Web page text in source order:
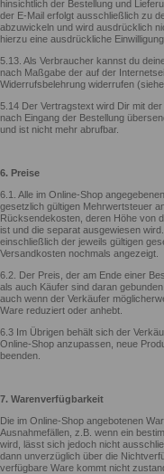
hinsichtlich der Bestellung und
der E-Mail erfolgt ausschließlich zu
abzuwickeln und wird ausdrücklich
hierzu eine ausdrückliche
5.13. Als Verbraucher kannst du
nach Maßgabe der auf der
Widerrufsbelehrung widerrufen
5.14 Der Vertragstext wird Dir mit
nach Eingang der Bestellung
und ist nicht mehr abrufbar.
6. Preise
6.1. Alle im Online-Shop
gesetzlich gültigen Mehrwertsteuer
Rücksendekosten, deren Höhe von
ist und die separat ausgewiesen
einschließlich der jeweils gültigen
Versandkosten nochmals angezeigt.
6.2. Der Preis, der am Ende einer
als auch Käufer sind daran
auch wenn der Verkäufer
Ware reduziert oder anhebt.
6.3 Im Übrigen behält sich der
Online-Shop anzupassen, neue
beenden.
7. Warenverfügbarkeit
Die im Online-Shop angebotenen
Ausnahmefällen, z.B. wenn ein
wird, lässt sich jedoch nicht
dann unverzüglich über die
verfügbare Ware kommt nicht